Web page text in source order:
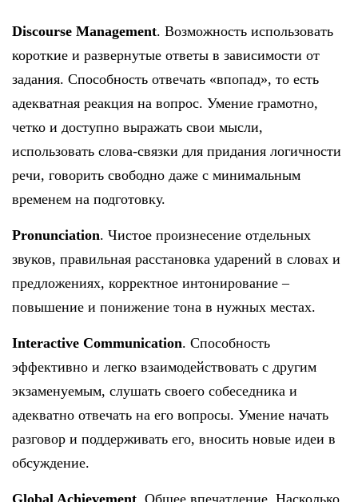
Discourse Management. Возможность использовать
короткие и развернутые ответы в зависимости от
задания. Способность отвечать «впопад», то есть
адекватная реакция на вопрос. Умение грамотно,
четко и доступно выражать свои мысли,
использовать слова-связки для придания логичности
речи, говорить свободно даже с минимальным
временем на подготовку.
Pronunciation. Чистое произнесение отдельных
звуков, правильная расстановка ударений в словах и
предложениях, корректное интонирование –
повышение и понижение тона в нужных местах.
Interactive Communication. Способность
эффективно и легко взаимодействовать с другим
экзаменуемым, слушать своего собеседника и
адекватно отвечать на его вопросы. Умение начать
разговор и поддерживать его, вносить новые идеи в
обсуждение.
Global Achievement. Общее впечатление. Насколько